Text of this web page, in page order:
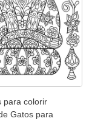
para colorir
Gatos para